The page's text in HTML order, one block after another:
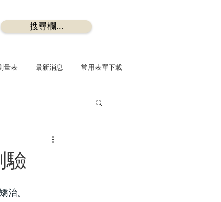
搜尋欄...
量表 最新消息 常用表單下載
驗
治。